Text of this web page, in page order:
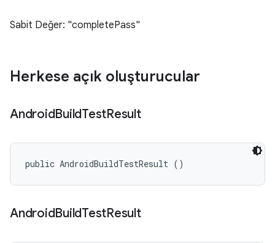
Sabit Değer: "completePass"
Herkese açık oluşturucular
AndroidBuildTestResult
public AndroidBuildTestResult ()
AndroidBuildTestResult